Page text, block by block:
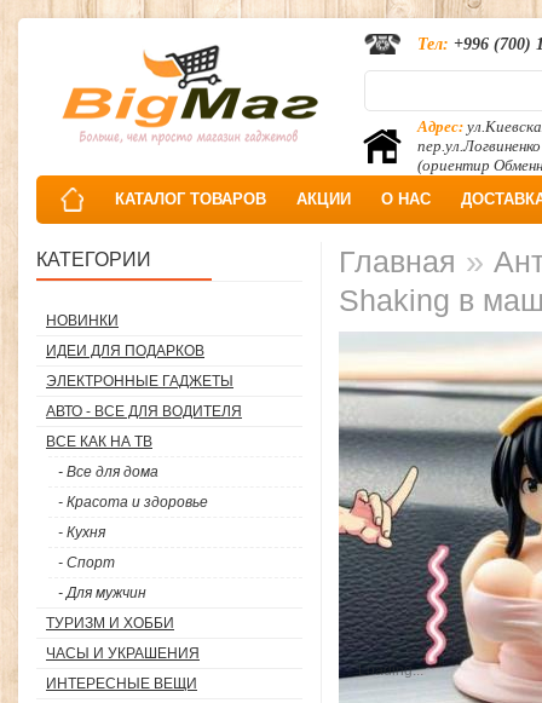
Адрес:
пер.ул.Логвиненко
(ориентир
Тел: +996 (700)
КАТАЛОГ ТОВАРОВ АКЦИИ О НАС
КАТЕГОРИИ
НОВИНКИ
ИДЕИ ДЛЯ ПОДАРКОВ
ЭЛЕКТРОННЫЕ ГАДЖЕТЫ
АВТО - ВСЕ ДЛЯ ВОДИТЕЛЯ
ВСЕ КАК НА ТВ
- Все для дома
- Красота и здоровье
- Кухня
- Спорт
- Для мужчин
ТУРИЗМ И ХОББИ
ЧАСЫ И УКРАШЕНИЯ
ИНТЕРЕСНЫЕ ВЕЩИ
Главная »
Shaking в
Loading...